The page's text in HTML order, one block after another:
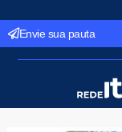
Envie sua pauta